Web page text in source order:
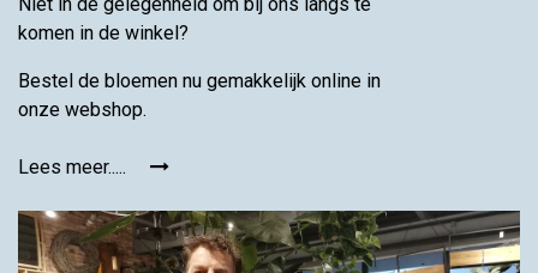
komen in de winkel?
Bestel de bloemen nu gemakkelijk online in
onze webshop.
Lees meer.....